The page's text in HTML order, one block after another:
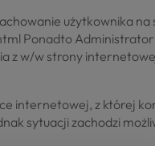
użytkownika na
Ponadto
z w/w strony
internetowej, z której
sytuacji zachodzi